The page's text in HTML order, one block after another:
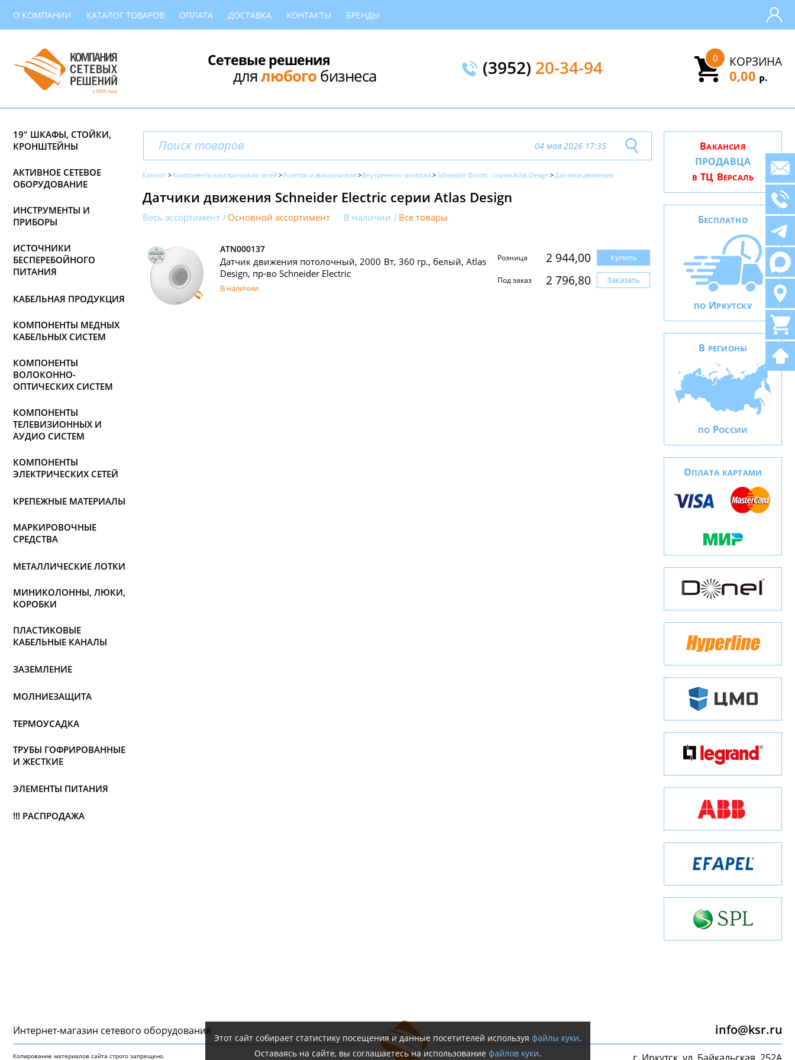
О КОМПАНИИ КАТАЛОГ ТОВАРОВ ОПЛАТА ДОСТАВКА КОНТАКТЫ БРЕНДЫ
Сетевые решения
длялюбогобизнеса (3952) 20-34-94 КОРЗИНА
0
0,00 Р.
19" ШКАФЫ, СТОЙКИ,
КРОНШТЕЙНЫ
АКТИВНОЕ СЕТЕВОЕ
ОБОРУДОВАНИЕ
ИНСТРУМЕНТЫ И
ПРИБОРЫ
ИСТОЧНИКИ
БЕСПЕРЕБОЙНОГО
ПИТАНИЯ
КАБЕЛЬНАЯ ПРОДУКЦИЯ
КОМПОНЕНТЫ МЕДНЫХ
КАБЕЛЬНЫХ СИСТЕМ
КОМПОНЕНТЫ
ВОЛОКОННО-
ОПТИЧЕСКИХ СИСТЕМ
КОМПОНЕНТЫ
ТЕЛЕВИЗИОННЫХ И
АУДИО СИСТЕМ
КОМПОНЕНТЫ
ЭЛЕКТРИЧЕСКИХ СЕТЕЙ
КРЕПЕЖНЫЕ МАТЕРИАЛЫ
МАРКИРОВОЧНЫЕ
СРЕДСТВА
МЕТАЛЛИЧЕСКИЕ ЛОТКИ
МИНИКОЛОННЫ, ЛЮКИ,
КОРОБКИ
ПЛАСТИКОВЫЕ
КАБЕЛЬНЫЕ КАНАЛЫ
ЗАЗЕМЛЕНИЕ
МОЛНИЕЗАЩИТА
ТЕРМОУСАДКА
ТРУБЫ ГОФРИРОВАННЫЕ
И ЖЕСТКИЕ
ЭЛЕМЕНТЫ ПИТАНИЯ
!!! РАСПРОДАЖА
04 мая 2026 17:35
Каталог Компоненты электрических сетей Розетки и выключатели Внутреннего монтажа Schneider Electric - серия Atlas Design Датчики движения
Датчики движения Schneider Electric серии Atlas Design
Весь ассортимент Основной ассортимент В наличии Все товары
ATN000137
Датчик движения потолочный, 2000 Вт, 360 гр., белый, Atlas
Design, пр-во Schneider Electric
В наличии
Розница 2 944,00 Купить
Под заказ 2 796,80 Заказать
ВАКАНСИЯ
ПРОДАВЦА
В ТЦ ВЕРСАЛЬ
БЕСПЛАТНО
ПО ИРКУТСКУ
В РЕГИОНЫ
ПО РОССИИ
ОПЛАТА КАРТАМИ
Интернет-магазин сетeвого оборудования
Копирование материалов сайта строго запрещено.
info@ksr.ru
Этот сайт собирает статистику посещения и данные посетителей используя файлы куки.
Оставаясь на сайте, вы соглашаетесь на использование файлов куки.